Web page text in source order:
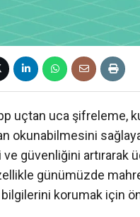
uçtan uca şifreleme,
okunabilmesini
güvenliğini artırarak
günümüzde
bilgilerini korumak için